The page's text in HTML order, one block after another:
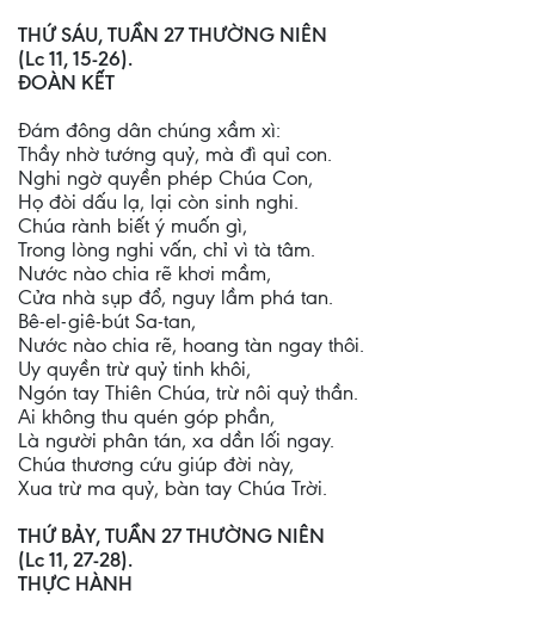
THỨ SÁU, TUẦN 27 THƯỜNG NIÊN
(Lc 11, 15-26).
ĐOÀN KẾT
Đám đông dân chúng xầm xì:
Thầy nhờ tướng quỷ, mà đì quỉ con.
Nghi ngờ quyền phép Chúa Con,
Họ đòi dấu lạ, lại còn sinh nghi.
Chúa rành biết ý muốn gì,
Trong lòng nghi vấn, chỉ vì tà tâm.
Nước nào chia rẽ khơi mầm,
Cửa nhà sụp đổ, nguy lầm phá tan.
Bê-el-giê-bút Sa-tan,
Nước nào chia rẽ, hoang tàn ngay thôi.
Uy quyền trừ quỷ tinh khôi,
Ngón tay Thiên Chúa, trừ nôi quỷ thần.
Ai không thu quén góp phần,
Là người phân tán, xa dần lối ngay.
Chúa thương cứu giúp đời này,
Xua trừ ma quỷ, bàn tay Chúa Trời.
THỨ BẢY, TUẦN 27 THƯỜNG NIÊN
(Lc 11, 27-28).
THỰC HÀNH